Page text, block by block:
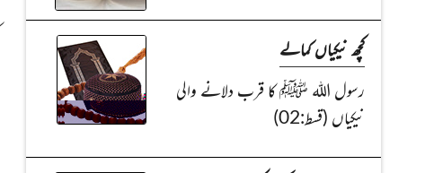
کچھ نیکیاں کمالے
رسول اللہ ﷺ کا قرب دلانے والی
نیکیاں (قسط:02)